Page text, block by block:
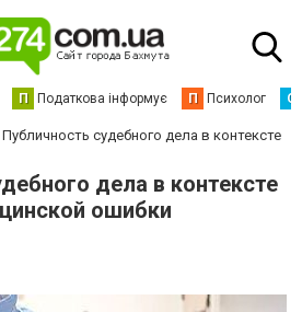
П Податкова інформує П Психолог С
Публичность судебного дела в контексте
дела в контексте
ошибки